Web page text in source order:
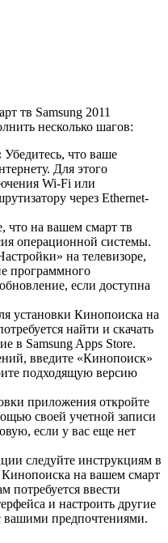
тв Samsung 2011
несколько шагов:
Убедитесь, что ваше
Для этого
Wi-Fi или
через Ethernet-
что на вашем смарт тв
операционной системы.
на телевизоре,
программного
если доступна
установки Кинопоиска на
найти и скачать
в Samsung Apps Store.
введите «Кинопоиск»
подходящую версию
приложения откройте
своей учетной записи
если у вас еще нет
следуйте инструкциям в
на вашем смарт
потребуется ввести
и настроить другие
вашими предпочтениями.